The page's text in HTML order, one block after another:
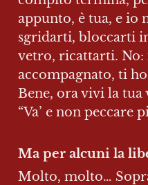
appunto, è tua, e io
sgridarti, bloccarti
vetro, ricattarti.
accompagnato, ti
Bene, ora vivi la tua
“Va’ e non peccare
Ma per alcuni la
Molto, molto…